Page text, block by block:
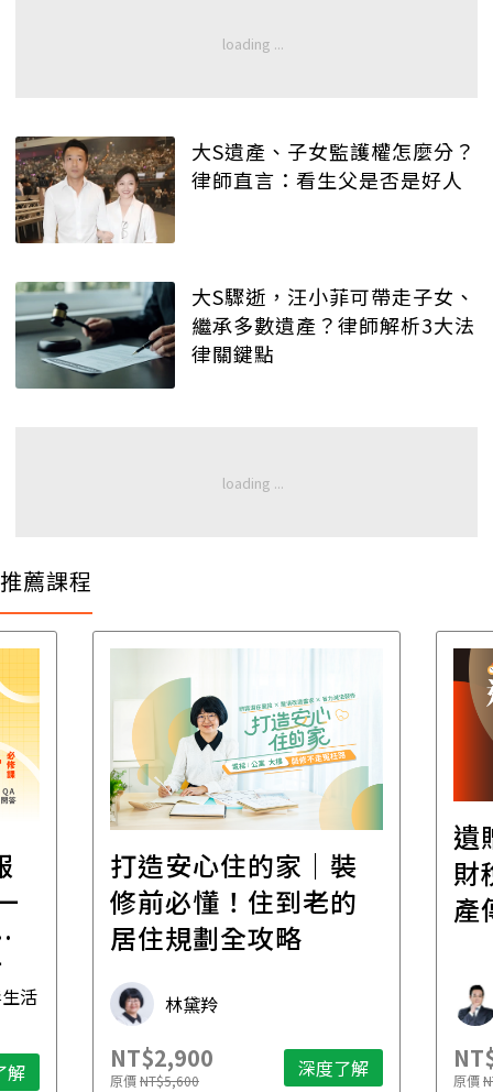
大S遺產、子女監護權怎麼分？
律師直言：看生父是否是好人
大S驟逝，汪小菲可帶走子女、
繼承多數遺產？律師解析3大法
律關鍵點
推薦課程
活
解
打造安心住的家｜裝
修前必懂！住到老的
居住規劃全攻略
林黛羚
NT$2,900
原價NT$5,600 深度了解
遺
財
產
原價